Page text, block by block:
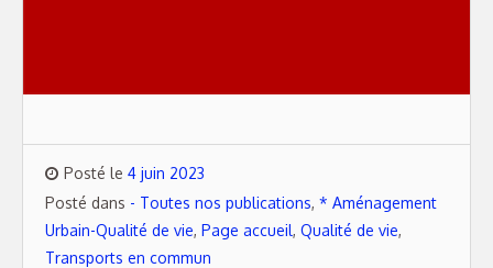
Posté le 4 juin 2023
Posté dans - Toutes nos publications, * Aménagement
Urbain-Qualité de vie, Page accueil, Qualité de vie,
Transports en commun